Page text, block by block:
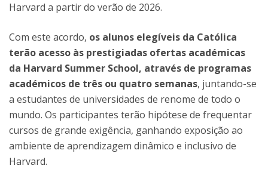
Harvard a partir do verão de 2026.
Com este acordo, os alunos elegíveis da Católica
terão acesso às prestigiadas ofertas académicas
da Harvard Summer School, através de programas
académicos de três ou quatro semanas, juntando-se
a estudantes de universidades de renome de todo o
mundo. Os participantes terão hipótese de frequentar
cursos de grande exigência, ganhando exposição ao
ambiente de aprendizagem dinâmico e inclusivo de
Harvard.